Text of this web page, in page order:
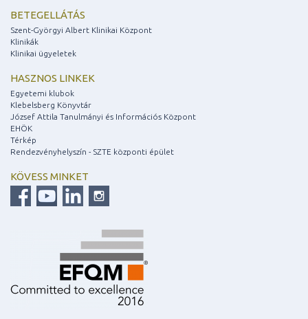
BETEGELLÁTÁS
Szent-Györgyi Albert Klinikai Központ
Klinikák
Klinikai ügyeletek
HASZNOS LINKEK
Egyetemi klubok
Klebelsberg Könyvtár
József Attila Tanulmányi és Információs Központ
EHÖK
Térkép
Rendezvényhelyszín - SZTE központi épület
KÖVESS MINKET